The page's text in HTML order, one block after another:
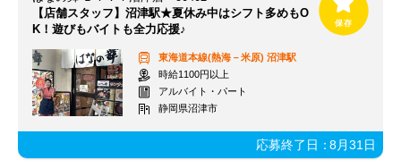
【店舗スタッフ】沼津駅★夏休み中はシフト多めもO
K！遊びもバイトも全力応援♪
東海道本線(熱海－米原) 沼津駅
時給1100円以上
アルバイト・パート
静岡県沼津市
応募終了日：8月31日